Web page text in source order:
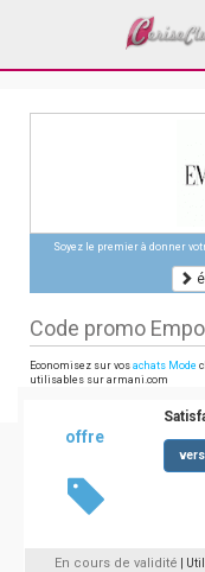
Soyez le premier à donner
Code promo
Economisez sur vos achats Mode
utilisables sur armani.com
offre
En cours de validité |